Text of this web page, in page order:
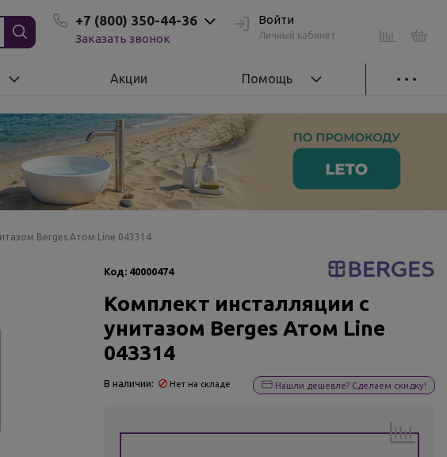
+7 (800) 350-44-36
Заказать звонок
Войти
Личный кабинет
Акции Помощь
Berges Атом Line 043314
Код: 40000474
Комплект инсталляции с
унитазом Berges Атом Line
043314
В наличии: Нет на складе Нашли дешевле? Сделаем скидку!